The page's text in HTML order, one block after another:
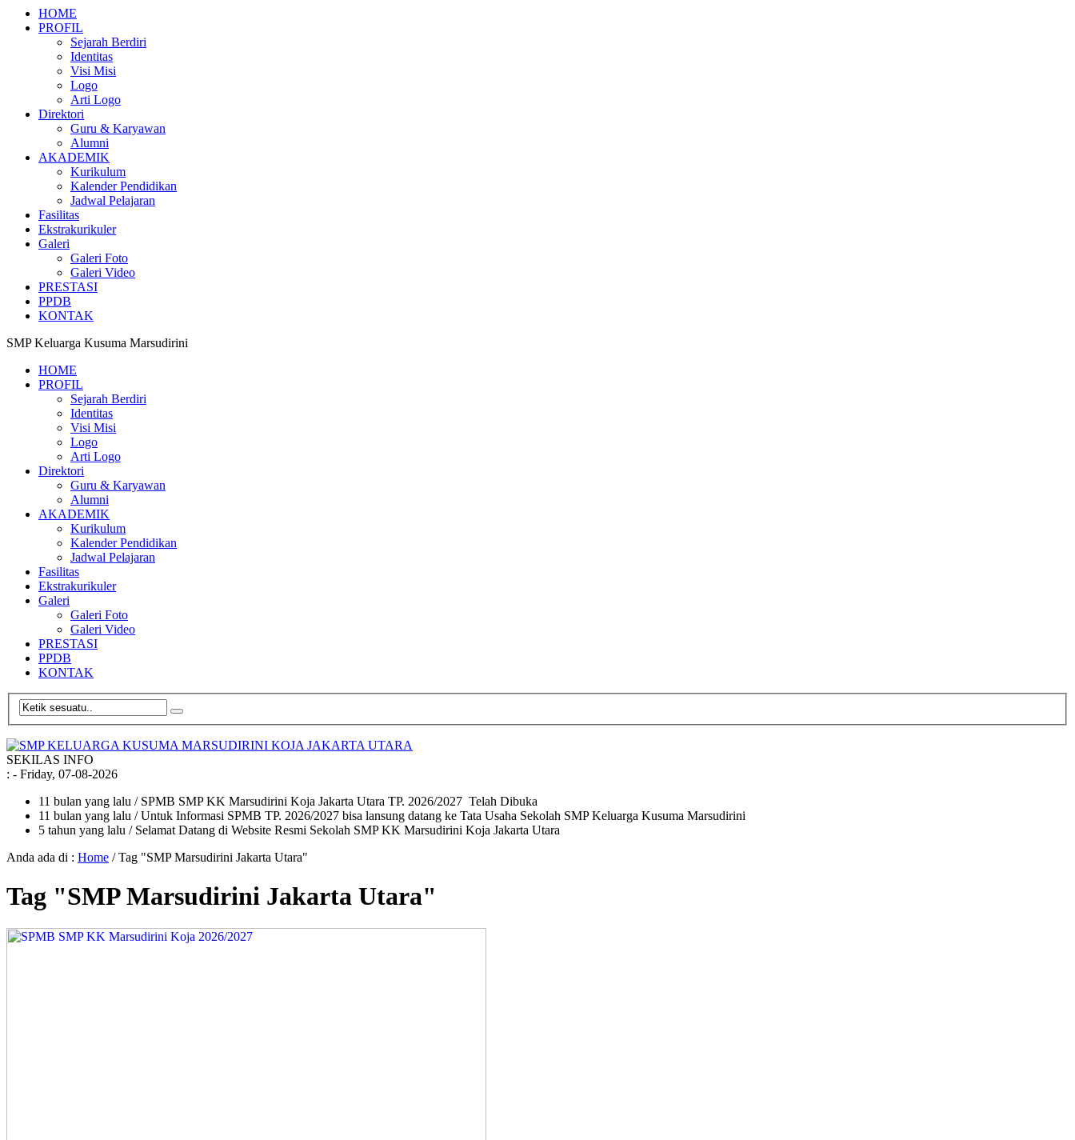
HOME
PROFIL
Sejarah Berdiri
Identitas
Visi Misi
Logo
Arti Logo
Direktori
Guru & Karyawan
Alumni
AKADEMIK
Kurikulum
Kalender Pendidikan
Jadwal Pelajaran
Fasilitas
Ekstrakurikuler
Galeri
Galeri Foto
Galeri Video
PRESTASI
PPDB
KONTAK
SMP Keluarga Kusuma Marsudirini
HOME
PROFIL
Sejarah Berdiri
Identitas
Visi Misi
Logo
Arti Logo
Direktori
Guru & Karyawan
Alumni
AKADEMIK
Kurikulum
Kalender Pendidikan
Jadwal Pelajaran
Fasilitas
Ekstrakurikuler
Galeri
Galeri Foto
Galeri Video
PRESTASI
PPDB
KONTAK
SEKILAS INFO
: - Friday, 07-08-2026
11 bulan yang lalu / SPMB SMP KK Marsudirini Koja Jakarta Utara TP. 2026/2027 Telah Dibuka
11 bulan yang lalu / Untuk Informasi SPMB TP. 2026/2027 bisa lansung datang ke Tata Usaha Sekolah SMP Keluarga Kusuma Marsudirini
5 tahun yang lalu / Selamat Datang di Website Resmi Sekolah SMP KK Marsudirini Koja Jakarta Utara
Anda ada di : Home /Tag "SMP Marsudirini Jakarta Utara"
Tag "SMP Marsudirini Jakarta Utara"